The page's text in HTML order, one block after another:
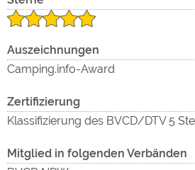
Auszeichnungen
Camping.info-Award
Zertifizierung
Klassifizierung des BVCD/DTV 5
Mitglied in folgenden Verbänden